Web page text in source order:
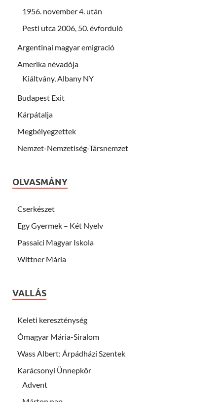
1956. november 4. után
Pesti utca 2006, 50. évforduló
Argentinai magyar emigració
Amerika névadója
Kiáltvány, Albany NY
Budapest Exit
Kárpátalja
Megbélyegzettek
Nemzet-Nemzetiség-Társnemzet
OLVASMÁNY
Cserkészet
Egy Gyermek – Két Nyelv
Passaici Magyar Iskola
Wittner Mária
VALLÁS
Keleti kereszténység
Ómagyar Mária-Siralom
Wass Albert: Árpádházi Szentek
Karácsonyi Ünnepkör
Advent